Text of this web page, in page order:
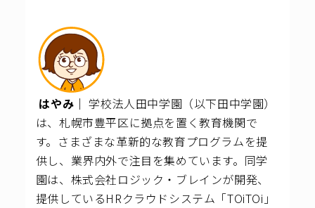
はやみ｜ 学校法人田中学園（以下田中学園）
は、札幌市豊平区に拠点を置く教育機関で
す。さまざまな革新的な教育プログラムを提
供し、業界内外で注目を集めています。同学
園は、株式会社ロジック・ブレインが開発、
提供しているHRクラウドシステム「TOiTOi」